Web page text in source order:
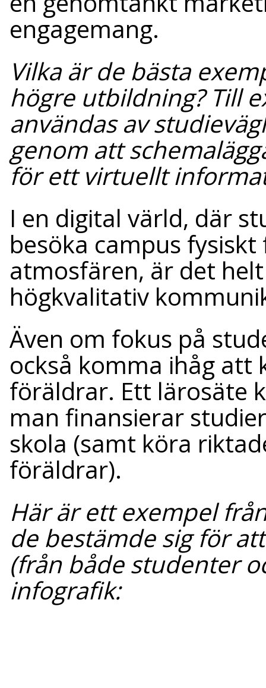
engagemang.
Vilka är de bästa
högre utbildning? Till
användas av
genom att
för ett virtuellt
I en digital värld, där
besöka campus
atmosfären, är det
högkvalitativ
Även om fokus på
också komma ihåg att
föräldrar. Ett lärosäte
man finansierar
skola (samt köra
föräldrar).
Här är ett exempel
de bestämde sig för
(från både studenter
infografik: